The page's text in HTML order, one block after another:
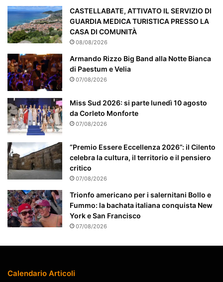
o
l
a
r
e
n
t
e
a
t
t
e
z
i
o
n
a
t
o
CASTELLABATE, ATTIVATO IL SERVIZIO DI
GUARDIA MEDICA TURISTICA PRESSO LA
CASA DI COMUNITÀ
08/08/2026
Armando Rizzo Big Band alla Notte Bianca
di Paestum e Velia
07/08/2026
Miss Sud 2026: si parte lunedì 10 agosto
da Corleto Monforte
07/08/2026
“Premio Essere Eccellenza 2026”: il Cilento
celebra la cultura, il territorio e il pensiero
critico
07/08/2026
Trionfo americano per i salernitani Bollo e
Fummo: la bachata italiana conquista New
York e San Francisco
07/08/2026
Calendario Articoli